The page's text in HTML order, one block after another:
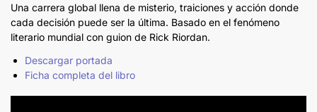
Una carrera global llena de misterio, traiciones y acción donde
cada decisión puede ser la última. Basado en el fenómeno
literario mundial con guion de Rick Riordan.
Descargar portada
Ficha completa del libro